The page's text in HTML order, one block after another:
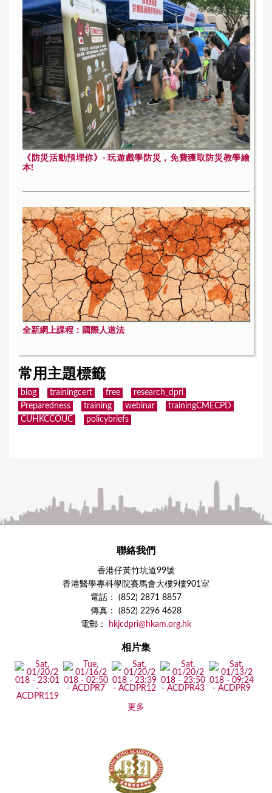
《防災活動預埋你》- 玩遊戲學防災，免費獲取防災教學繪
本!
全新網上課程：國際人道法
常用主題標籤
blog trainingcert free
research_dpri
Preparedness
training webinar
trainingCMECPD
CUHKCCOUC
policybriefs
聯絡我們
香港仔黃竹坑道99號
香港醫學專科學院賽馬會大樓9樓901室
電話： (852) 2871 8857
傳真： (852) 2296 4628
電郵：
hkjcdpri@hkam.org.hk
相片集
更多